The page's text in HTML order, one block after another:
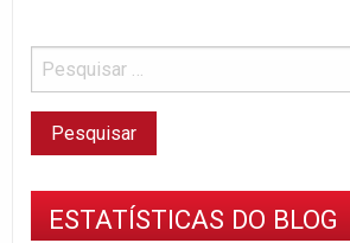
ESTATÍSTICAS DO BLOG